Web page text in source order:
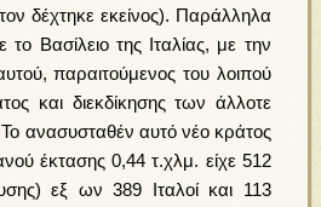
δέχτηκε εκείνος). Παράλληλα
Βασίλειο της Ιταλίας, με την
παραιτούμενος του λοιπού
και διεκδίκησης των άλλοτε
ανασυσταθέν αυτό νέο κράτος
έκτασης 0,44 τ.χλμ. είχε 512
εξ ων 389 Ιταλοί και 113